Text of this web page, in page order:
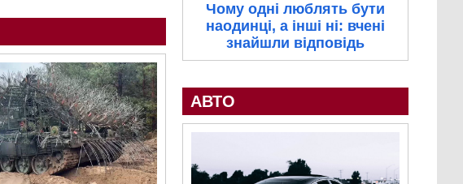
Чому одні люблять бути
наодинці, а інші ні: вчені
знайшли відповідь
АВТО